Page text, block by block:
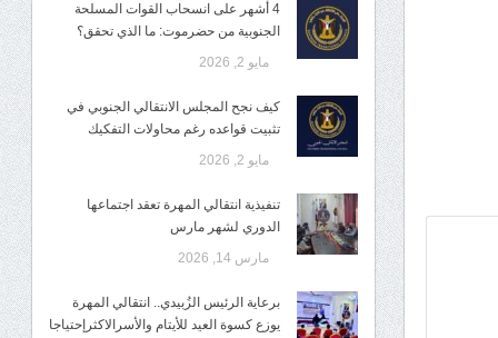
4 أشهر على انسحاب القوات المسلحة
الجنوبية من حضرموت: ما الذي تحقق؟
مايو 2, 2026
كيف نجح المجلس الانتقالي الجنوبي في
تثبيت قواعده رغم محاولات التفكيك
مايو 2, 2026
تنفيذية انتقالي المهرة تعقد اجتماعها
الدوري لشهر مارس
مارس 14, 2026
برعاية الرئيس الزُبيدي.. انتقالي المهرة
يوزع كسوة العيد للأيتام والأسرالاكثرإحتياجا